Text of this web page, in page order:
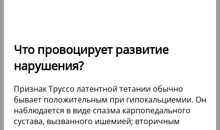
Что провоцирует развитие
нарушения?
Признак Труссо латентной тетании обычно
бывает положительным при гипокальциемии. Он
наблюдается в виде спазма карпопедального
сустава, вызванного ишемией; вторичным